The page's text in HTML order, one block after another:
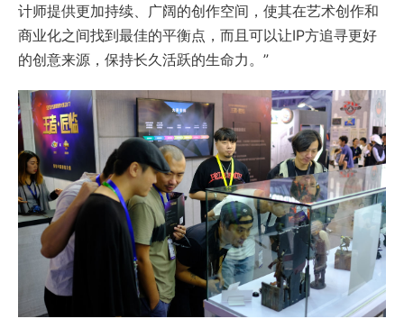
计师提供更加持续、广阔的创作空间，使其在艺术创作和
商业化之间找到最佳的平衡点，而且可以让IP方追寻更好
的创意来源，保持长久活跃的生命力。”